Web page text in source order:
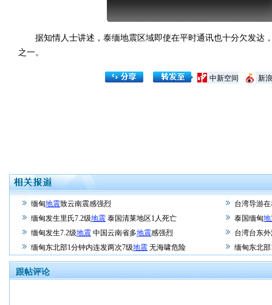
据知情人士讲述，泰缅地震区域即使在平时通讯也十分欠发达
之一。
新
中新空间
缅甸地震致云南震感强烈
台湾导游
缅甸发生里氏7.2级地震 泰国清莱地区1人死亡 泰国缅甸
缅甸发生7.2级地震 中国云南省多地震感强烈
台湾台东
缅甸东北部1分钟内连发两次7级地震 无海啸危险 缅甸东北
跟帖评论